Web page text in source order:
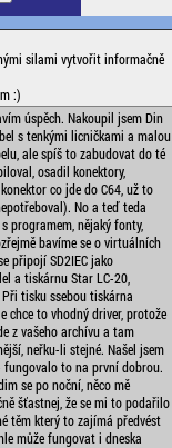
silami vytvořit informačně
:)
úspěch. Nakoupil jsem Din
s tenkými licničkami a malou
ale spíš to zabudovat do té
osadil konektory,
co jde do C64, už to
No a teď teda
programem, nějaký fonty,
bavíme se o virtuálních
připojí SD2IEC jako
a tiskárnu Star LC-20,
tisku ssebou tiskárna
chce to vhodný driver, protože
z vašeho archívu a tam
neřku-li stejné. Našel jsem
fungovalo to na první dobrou.
se po noční, něco mě
šťastnej, že se mi to podařilo
těm který to zajímá předvést
může fungovat i dneska